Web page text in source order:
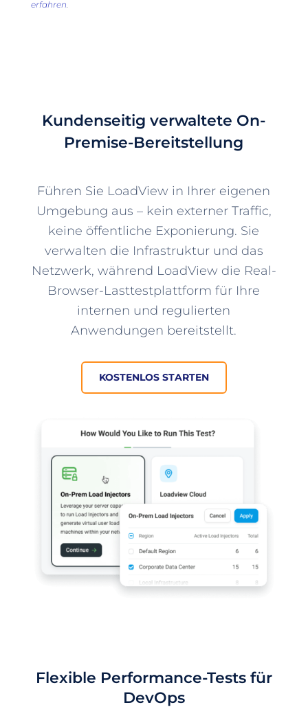
erfahren
Kundenseitig verwaltete On-
Premise-Bereitstellung
Führen Sie LoadView in Ihrer eigenen
Umgebung aus – kein externer Traffic,
keine öffentliche Exponierung. Sie
verwalten die Infrastruktur und das
Netzwerk, während LoadView die Real-
Browser-Lasttestplattform für Ihre
internen und regulierten
Anwendungen bereitstellt.
KOSTENLOS STARTEN
Flexible Performance-Tests für
DevOps